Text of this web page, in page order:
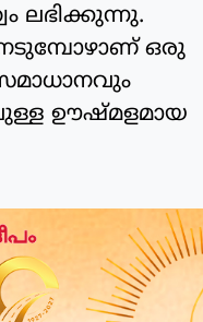
ലഭിക്കുന്നു.
ഒരു
ഊഷ്മളമായ